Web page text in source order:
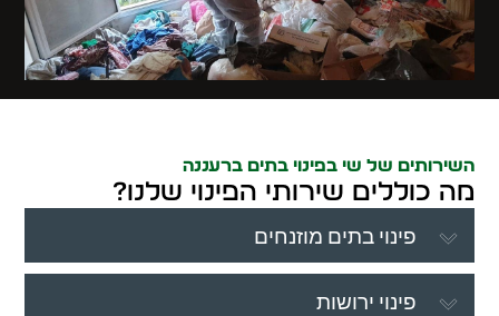
השירותים של שי בפינוי בתים ברעננה
מה כוללים שירותי הפינוי שלנו?
פינוי בתים מוזנחים
פינוי ירושות